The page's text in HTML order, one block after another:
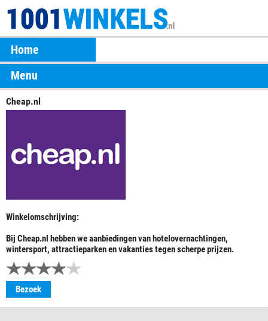
Home
Menu
Cheap.nl
Winkelomschrijving:
Bij Cheap.nl hebben we aanbiedingen van hotelovernachtingen,
wintersport, attractieparken en vakanties tegen scherpe prijzen.
Bezoek